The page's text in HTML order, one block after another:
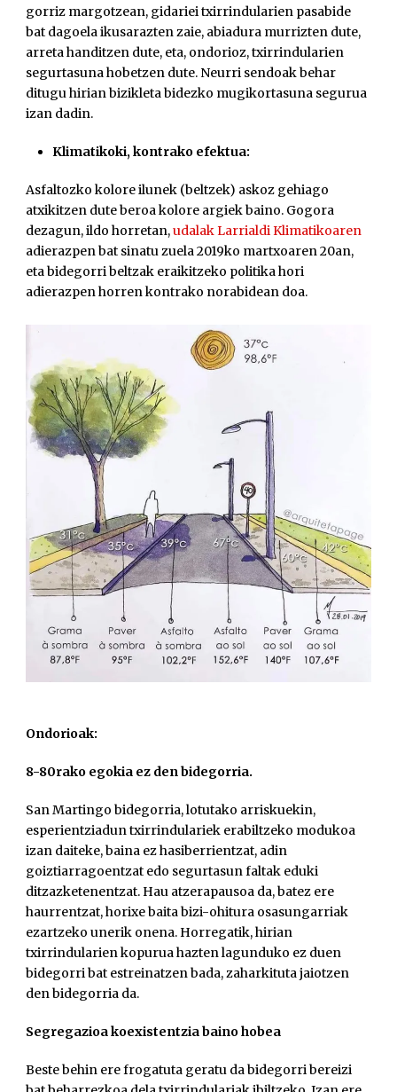
gorriz margotzean, gidariei txirrindularien pasabide
bat dagoela ikusarazten zaie, abiadura murrizten dute,
arreta handitzen dute, eta, ondorioz, txirrindularien
segurtasuna hobetzen dute. Neurri sendoak behar
ditugu hirian bizikleta bidezko mugikortasuna segurua
izan dadin.
Klimatikoki, kontrako efektua:
Asfaltozko kolore ilunek (beltzek) askoz gehiago
atxikitzen dute beroa kolore argiek baino. Gogora
dezagun, ildo horretan,udalak Larrialdi Klimatikoaren
adierazpen bat sinatu zuela 2019ko martxoaren 20an,
eta bidegorri beltzak eraikitzeko politika hori
adierazpen horren kontrako norabidean doa.
Ondorioak:
8-80rako egokia ez den bidegorria.
San Martingo bidegorria, lotutako arriskuekin,
esperientziadun txirrindulariek erabiltzeko modukoa
izan daiteke, baina ez hasiberrientzat, adin
goiztiarragoentzat edo segurtasun faltak eduki
ditzazketenentzat. Hau atzerapausoa da, batez ere
haurrentzat, horixe baita bizi-ohitura osasungarriak
ezartzeko unerik onena. Horregatik, hirian
txirrindularien kopurua hazten lagunduko ez duen
bidegorri bat estreinatzen bada, zaharkituta jaiotzen
den bidegorria da.
Segregazioa koexistentzia baino hobea
Beste behin ere frogatuta geratu da bidegorri bereizi